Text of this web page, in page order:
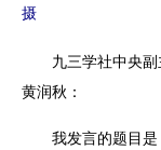
摄
九三学社中央副
黄润秋：
我发言的题目是